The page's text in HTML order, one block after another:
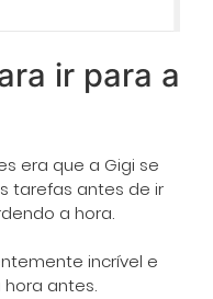
ir para a
era que a Gigi se
tarefas antes de ir
a hora.
incrível e
antes.